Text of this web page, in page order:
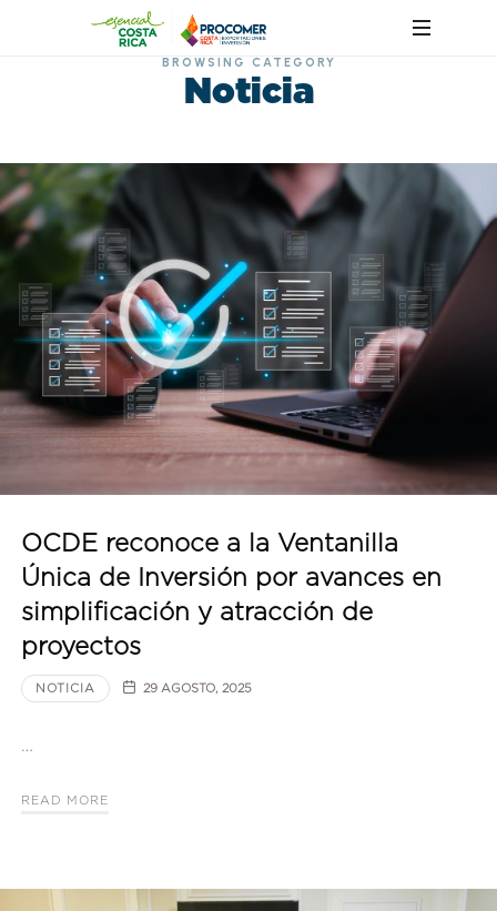
BROWSING CATEGORY
Noticia
OCDE reconoce a la Ventanilla
Única de Inversión por avances en
simplificación y atracción de
proyectos
NOTICIA 29 AGOSTO, 2025
…
READ MORE